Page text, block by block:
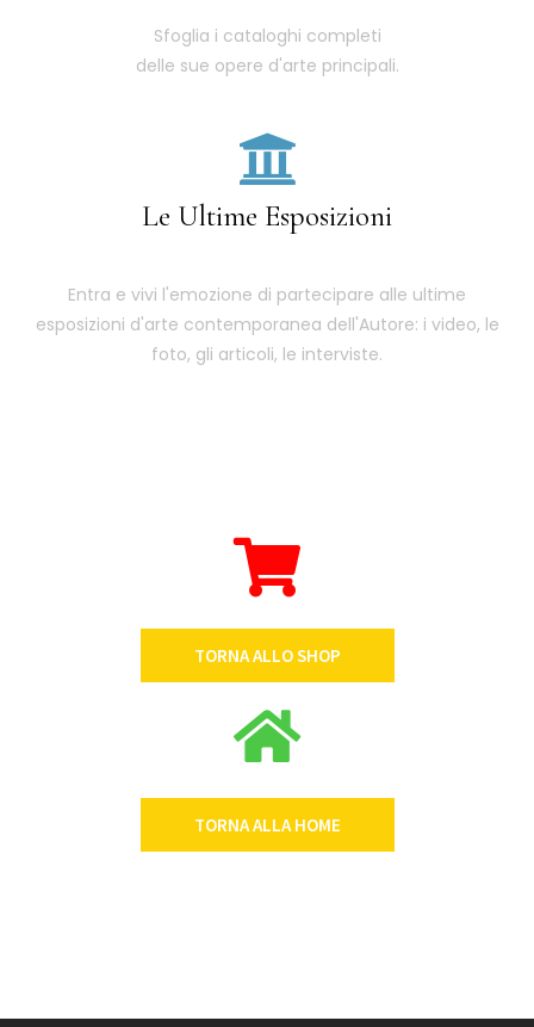
Sfoglia i cataloghi completi
delle sue opere d'arte principali.
Le Ultime Esposizioni
Entra e vivi l'emozione di partecipare alle ultime
esposizioni d'arte contemporanea dell'Autore: i video, le
foto, gli articoli, le interviste.
TORNA ALLO SHOP
TORNA ALLA HOME